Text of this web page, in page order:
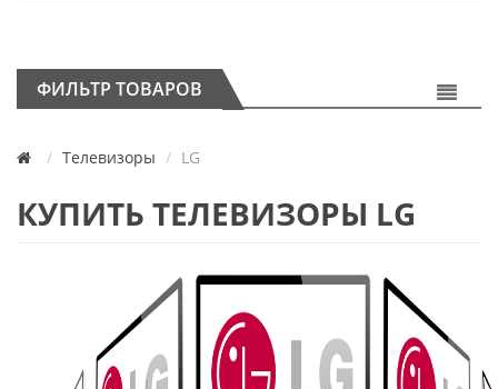
ФИЛЬТР ТОВАРОВ
Телевизоры LG
КУПИТЬ ТЕЛЕВИЗОРЫ LG